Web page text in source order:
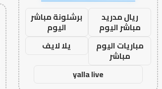
ريال مدريد
مباشر اليوم
برشلونة مباشر
اليوم
مباريات اليوم
مباشر
يلا لايف
yalla live